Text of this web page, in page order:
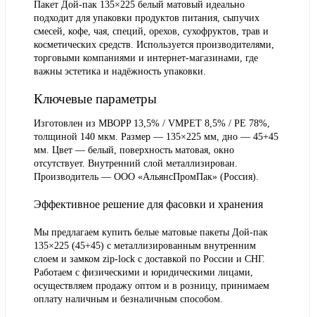
Пакет Дой-пак 135×225 белый матовый идеально
подходит для упаковки продуктов питания, сыпучих
смесей, кофе, чая, специй, орехов, сухофруктов, трав и
косметических средств. Используется производителями,
торговыми компаниями и интернет-магазинами, где
важны эстетика и надёжность упаковки.
Ключевые параметры
Изготовлен из MBOPP 13,5% / VMPET 8,5% / PE 78%,
толщиной 140 мкм. Размер — 135×225 мм, дно — 45+45
мм. Цвет — белый, поверхность матовая, окно
отсутствует. Внутренний слой металлизирован.
Производитель — ООО «АльянсПромПак» (Россия).
Эффективное решение для фасовки и хранения
Мы предлагаем купить белые матовые пакеты Дой-пак
135×225 (45+45) с металлизированным внутренним
слоем и замком zip-lock с доставкой по России и СНГ.
Работаем с физическими и юридическими лицами,
осуществляем продажу оптом и в розницу, принимаем
оплату наличным и безналичным способом.